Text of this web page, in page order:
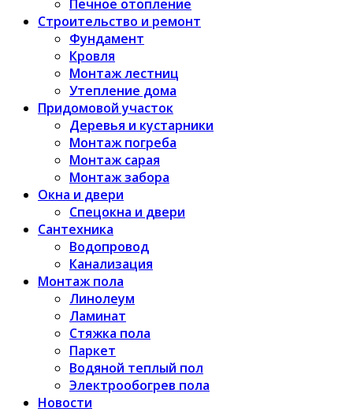
Печное отопление
Строительство и ремонт
Фундамент
Кровля
Монтаж лестниц
Утепление дома
Придомовой участок
Деревья и кустарники
Монтаж погреба
Монтаж сарая
Монтаж забора
Окна и двери
Спецокна и двери
Сантехника
Водопровод
Канализация
Монтаж пола
Линолеум
Ламинат
Стяжка пола
Паркет
Водяной теплый пол
Электрообогрев пола
Новости